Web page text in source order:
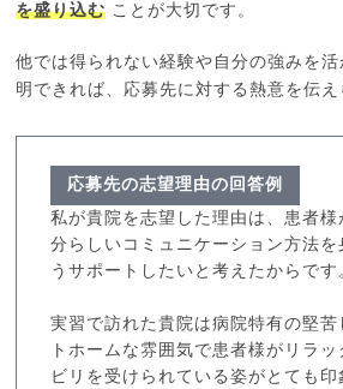
を盛り込む ことが大切です。
他では得られない経験や自分の強みを
明できれば、応募先に対する熱意を伝え
応募先の志望理由の回答例
私が貴院を志望した理由は、患者様
分らしいコミュニケーション方法を
うサポートしたいと考えたからです
実習で訪れた貴院は病院特有の堅苦
トホームな雰囲気で患者様がリラ
ビリを受けられている姿がとても印